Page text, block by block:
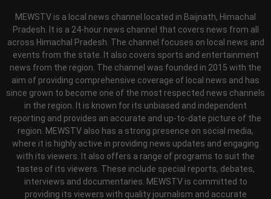
MEWSTV is a local news channel located in Baijnath, Himachal
Pradesh. It is a 24-hour news channel that covers news from all
across Himachal Pradesh. The channel focuses on local news and
events from the state. It also covers sports and entertainment
news from the region. The channel was founded in 2015 with the
aim of providing comprehensive coverage of local news and has
since grown to become one of the most respected news channels
in the region. It is known for its unbiased and independent
reporting and provides an accurate and up-to-date picture of the
region. MEWSTV also has a strong presence on social media,
where it is highly active in providing news updates and engaging
with its viewers. It also offers a range of programs to suit the
tastes of its viewers. These include special reports, debates,
interviews and documentaries. MEWSTV is committed to
providing its viewers with quality journalism and accurate